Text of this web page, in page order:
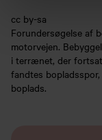
cc by-sa
Forundersøgelse af
motorvejen.
i terrænet, der
fandtes
boplads.